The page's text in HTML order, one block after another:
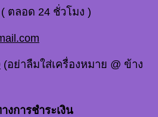
( ตลอด 24 ชั่วโมง )
(อย่าลืมใส่เครื่องหมาย @ ข้าง
งการชำระเงิน